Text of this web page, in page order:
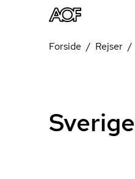
Forside Rejser
Sverige